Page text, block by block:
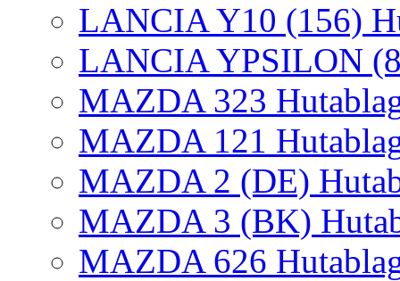
LANCIA Y10 (156)
LANCIA YPSILON
MAZDA 323
MAZDA 121
MAZDA 2 (DE)
MAZDA 3 (BK)
MAZDA 626